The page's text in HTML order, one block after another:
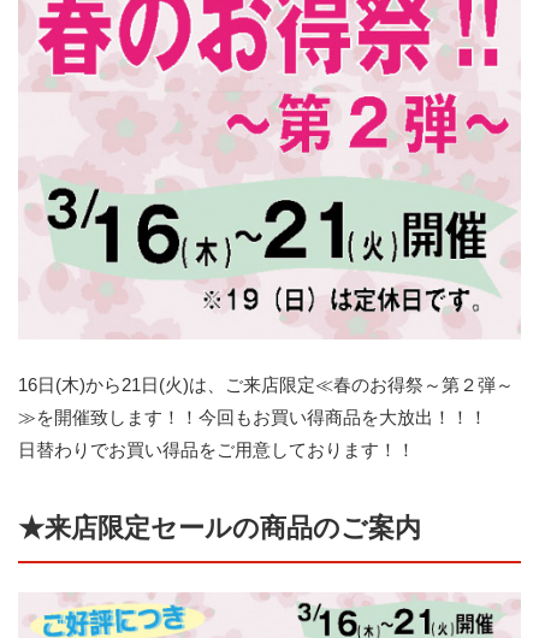
16日(木)から21日(火)は、ご来店限定≪春のお得祭～第２弾～
≫を開催致します！！今回もお買い得商品を大放出！！！
日替わりでお買い得品をご用意しております！！
★来店限定セールの商品のご案内